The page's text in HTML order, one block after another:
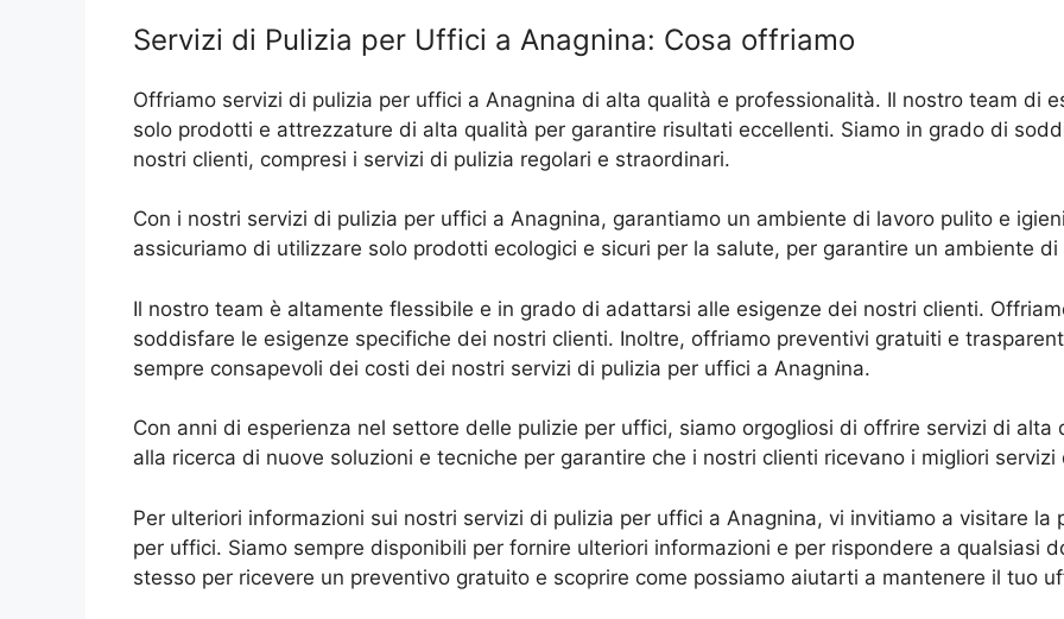
Servizi di Pulizia per Uffici a Anagnina: Cosa offriamo
Offriamo servizi di pulizia per uffici a Anagnina di alta qualità e professionalità. Il nostro team di
solo prodotti e attrezzature di alta qualità per garantire risultati eccellenti. Siamo in grado di
nostri clienti, compresi i servizi di pulizia regolari e straordinari.
Con i nostri servizi di pulizia per uffici a Anagnina, garantiamo un ambiente di lavoro pulito e
assicuriamo di utilizzare solo prodotti ecologici e sicuri per la salute, per garantire un ambiente
Il nostro team è altamente flessibile e in grado di adattarsi alle esigenze dei nostri clienti.
soddisfare le esigenze specifiche dei nostri clienti. Inoltre, offriamo preventivi gratuiti e
sempre consapevoli dei costi dei nostri servizi di pulizia per uffici a Anagnina.
Con anni di esperienza nel settore delle pulizie per uffici, siamo orgogliosi di offrire servizi di alta
alla ricerca di nuove soluzioni e tecniche per garantire che i nostri clienti ricevano i migliori
Per ulteriori informazioni sui nostri servizi di pulizia per uffici a Anagnina, vi invitiamo a visitare
per uffici. Siamo sempre disponibili per fornire ulteriori informazioni e per rispondere a qualsiasi
stesso per ricevere un preventivo gratuito e scoprire come possiamo aiutarti a mantenere il tuo